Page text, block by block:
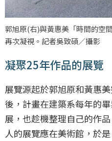
郭旭原(右)與黃惠美「時間的空
再次凝視。記者吳致碩／攝影
凝聚25年作品的展覽
展覽源起於郭旭原和黃惠
後，計畫在建築系每年的
展，也趁機整理自己的作
人的展覽應在美術館，於